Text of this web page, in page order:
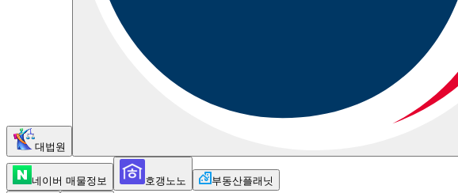
대법원
네이버 매물정보 호갱노노
부동산플래닛